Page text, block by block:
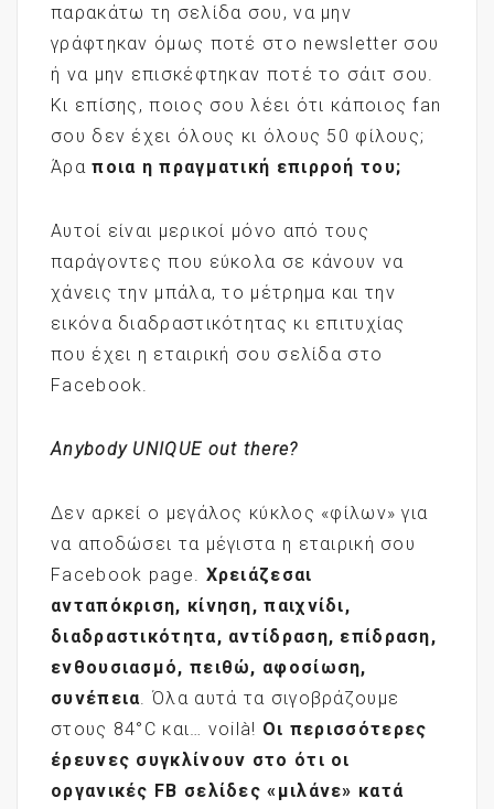
παρακάτω τη σελίδα σου, να μην
γράφτηκαν όμως ποτέ στο newsletter σου
ή να μην επισκέφτηκαν ποτέ το σάιτ σου.
Κι επίσης, ποιος σου λέει ότι κάποιος fan
σου δεν έχει όλους κι όλους 50 φίλους;
Άραποια ηπραγματική επιρροήτου;
Αυτοί είναι μερικοί μόνο από τους
παράγοντες που εύκολα σε κάνουν να
χάνεις την μπάλα, το μέτρημα και την
εικόνα διαδραστικότητας κι επιτυχίας
που έχει η εταιρική σου σελίδα στο
Facebook.
Anybody UNIQUE out there?
Δεν αρκεί ο μεγάλος κύκλος «φίλων» για
να αποδώσει τα μέγιστα η εταιρική σου
Facebook page. Χρειάζεσαι
ανταπόκριση, κίνηση, παιχνίδι,
διαδραστικότητα, αντίδραση, επίδραση,
ενθουσιασμό, πειθώ, αφοσίωση,
συνέπεια . Όλα αυτά τα σιγοβράζουμε
στους 84°C και… voilà! Οι περισσότερες
έρευνες συγκλίνουν στο ότι οι
οργανικές FB σελίδες «μιλάνε» κατά